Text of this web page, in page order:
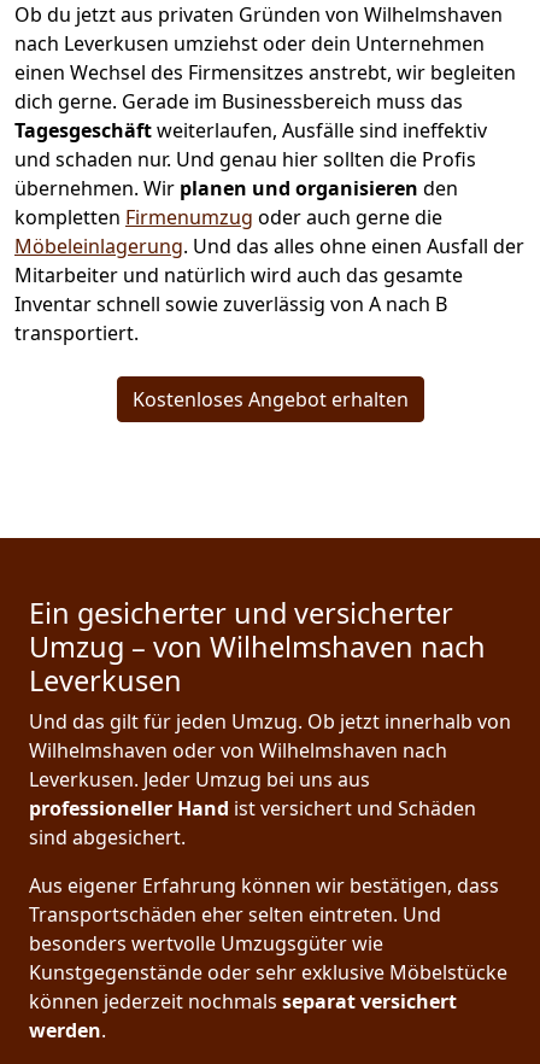
Ob du jetzt aus privaten Gründen von Wilhelmshaven
nach Leverkusen umziehst oder dein Unternehmen
einen Wechsel des Firmensitzes anstrebt, wir begleiten
dich gerne. Gerade im Businessbereich muss das
Tagesgeschäftweiterlaufen, Ausfälle sind ineffektiv
und schaden nur. Und genau hier sollten die Profis
übernehmen. Wir planen und organisieren den
kompletten Firmenumzug oder auch gerne die
Möbeleinlagerung. Und das alles ohne einen Ausfall der
Mitarbeiter und natürlich wird auch das gesamte
Inventar schnell sowie zuverlässig von A nach B
transportiert.
Kostenloses Angebot erhalten
Ein gesicherter und versicherter
Umzug – von Wilhelmshaven nach
Leverkusen
Und das gilt für jeden Umzug. Ob jetzt innerhalb von
Wilhelmshaven oder von Wilhelmshaven nach
Leverkusen. Jeder Umzug bei uns aus
professioneller Hand ist versichert und Schäden
sind abgesichert.
Aus eigener Erfahrung können wir bestätigen, dass
Transportschäden eher selten eintreten. Und
besonders wertvolle Umzugsgüter wie
Kunstgegenstände oder sehr exklusive Möbelstücke
können jederzeit nochmals separat versichert
werden.